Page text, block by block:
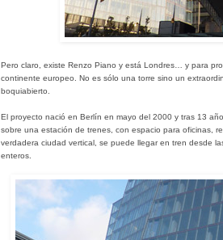
Pero claro, existe Renzo Piano y está Londres… y para
continente europeo. No es sólo una torre sino un
boquiabierto.
El proyecto nació en Berlín en mayo del 2000 y tras 13
sobre una estación de trenes, con espacio para oficinas,
verdadera ciudad vertical, se puede llegar en tren desde
enteros.